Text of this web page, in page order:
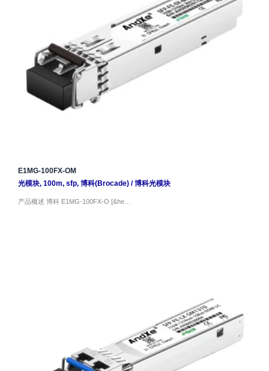
E1MG-100FX-OM
光模块, 100m, sfp, 博科(Brocade)/博科光模块
产品概述 博科 E1MG-100FX-O [&he…